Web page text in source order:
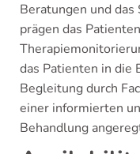
Beratungen und das
prägen das
das Patienten in die
Begleitung durch
einer informierten
Behandlung